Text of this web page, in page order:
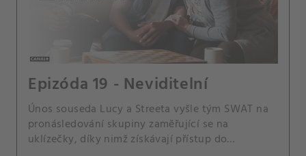
Epizóda 19 - Neviditelní
Únos souseda Lucy a Streeta vyšle tým SWAT na
pronásledování skupiny zaměřující se na
uklízečky, díky nimž získávají přístup do